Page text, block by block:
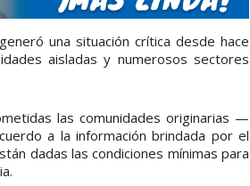
una situación crítica desde hace
aisladas y numerosos sectores
las comunidades originarias —
a la información brindada por el
dadas las condiciones mínimas para